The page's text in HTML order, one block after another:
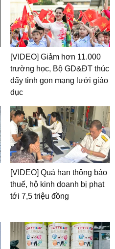
[VIDEO] Giảm hơn 11.000
trường học, Bộ GD&ĐT thúc
đẩy tinh gọn mạng lưới giáo
dục
[VIDEO] Quá hạn thông báo
thuế, hộ kinh doanh bị phạt
tới 7,5 triệu đồng